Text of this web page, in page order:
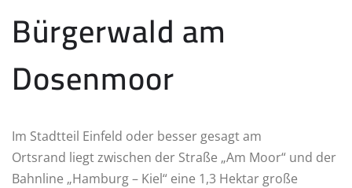
Bürgerwald am
Dosenmoor
Im Stadtteil Einfeld oder besser gesagt am
Ortsrand liegt zwischen der Straße „Am Moor“ und der
Bahnline „Hamburg – Kiel“ eine 1,3 Hektar große